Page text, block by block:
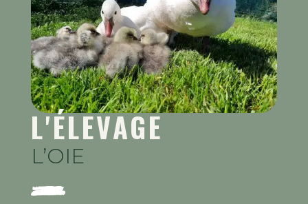
L'ÉLEVAGE
L’OIE